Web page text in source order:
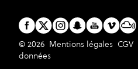
© 2026 Mentions légales CGV
données